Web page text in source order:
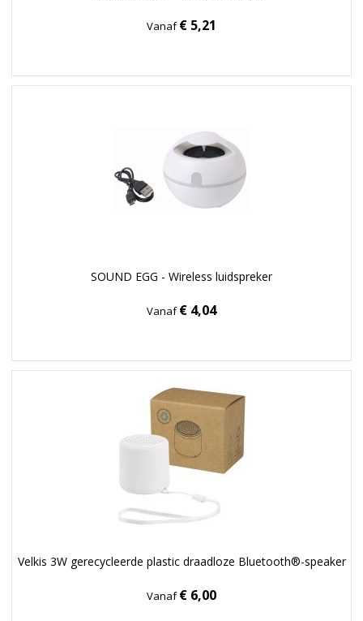
Vanaf€ 5,21
SOUND EGG - Wireless luidspreker
Vanaf€ 4,04
Velkis 3W gerecycleerde plastic draadloze Bluetooth®-speaker
Vanaf€ 6,00